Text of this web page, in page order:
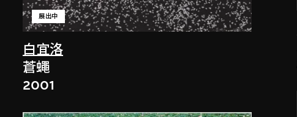
白宜洛
展出中
蒼蠅
2001